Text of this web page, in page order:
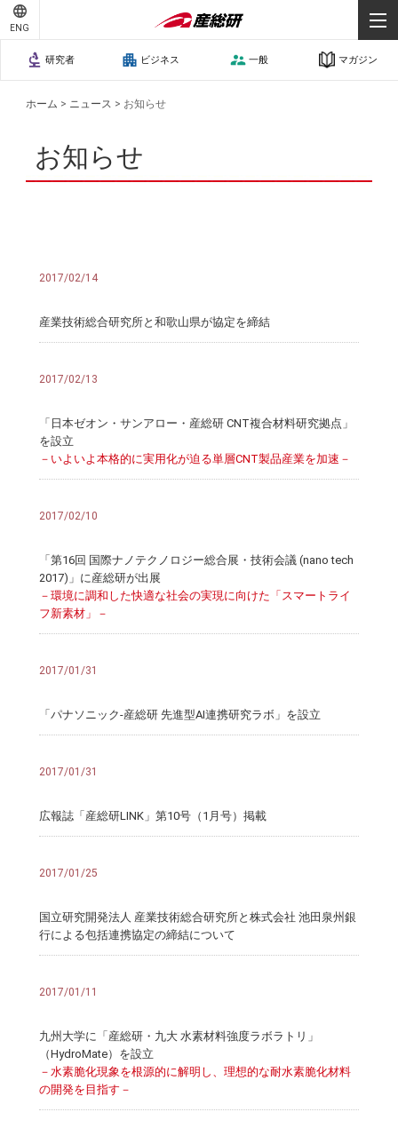
ENG
研究者 ビジネス 一般 マガジン
ホーム > ニュース > お知らせ
お知らせ
2017/02/14
産業技術総合研究所と和歌山県が協定を締結
2017/02/13
「日本ゼオン・サンアロー・産総研 CNT複合材料研究拠点」
を設立
－いよいよ本格的に実用化が迫る単層CNT製品産業を加速－
2017/02/10
「第16回 国際ナノテクノロジー総合展・技術会議 (nano tech
2017)」に産総研が出展
－環境に調和した快適な社会の実現に向けた「スマートライ
フ新素材」－
2017/01/31
「パナソニック-産総研 先進型AI連携研究ラボ」を設立
2017/01/31
広報誌「産総研LINK」第10号（1月号）掲載
2017/01/25
国立研究開発法人 産業技術総合研究所と株式会社 池田泉州銀
行による包括連携協定の締結について
2017/01/11
九州大学に「産総研・九大 水素材料強度ラボラトリ」
（HydroMate）を設立
－水素脆化現象を根源的に解明し、理想的な耐水素脆化材料
の開発を目指す－